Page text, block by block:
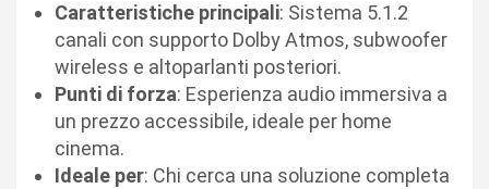
Caratteristiche principali: Sistema 5.1.2
canali con supporto Dolby Atmos, subwoofer
wireless e altoparlanti posteriori.
Punti di forza: Esperienza audio immersiva a
un prezzo accessibile, ideale per home
cinema.
Ideale per: Chi cerca una soluzione completa